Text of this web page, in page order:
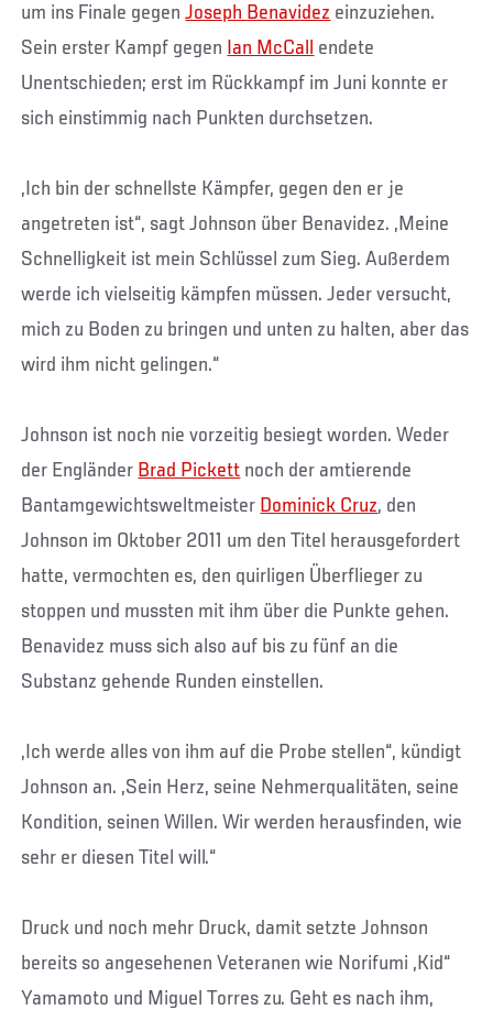
um ins Finale gegenJoseph Benavidez einzuziehen.
Sein erster Kampf gegen Ian McCall
endete
Unentschieden; erst im Rückkampf im Juni konnte er
sich einstimmig nach Punkten durchsetzen.
„Ich bin der schnellste Kämpfer, gegen den er je
angetreten ist“, sagt Johnson über Benavidez. „Meine
Schnelligkeit ist mein Schlüssel zum Sieg. Außerdem
werde ich vielseitig kämpfen müssen. Jeder versucht,
mich zu Boden zu bringen und unten zu halten, aber das
wird ihm nicht gelingen.“
Johnson ist noch nie vorzeitig besiegt worden. Weder
der Engländer Brad Pickett noch der amtierende
Bantamgewichtsweltmeister Dominick Cruz, den
Johnson im Oktober 2011 um den Titel herausgefordert
hatte, vermochten es, den quirligen Überflieger zu
stoppen und mussten mit ihm über die Punkte gehen.
Benavidez muss sich also auf bis zu fünf an die
Substanz gehende Runden einstellen.
„Ich werde alles von ihm auf die Probe stellen“, kündigt
Johnson an. „Sein Herz, seine Nehmerqualitäten, seine
Kondition, seinen Willen. Wir werden herausfinden, wie
sehr er diesen Titel will.“
Druck und noch mehr Druck, damit setzte Johnson
bereits so angesehenen Veteranen wie Norifumi „Kid“
Yamamoto und Miguel Torres zu. Geht es nach ihm,